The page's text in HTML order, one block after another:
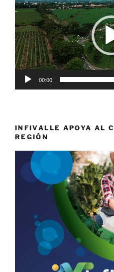
vídeo
00:00
INFIVALLE APOYA AL
REGIÓN